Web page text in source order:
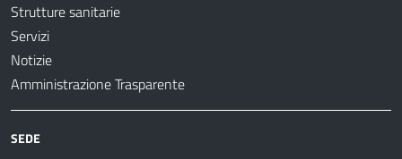
Strutture sanitarie
Servizi
Notizie
Amministrazione Trasparente
SEDE